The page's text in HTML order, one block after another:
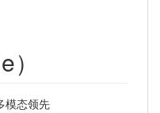
模态领先